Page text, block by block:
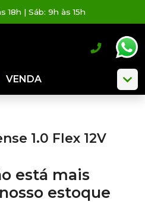
18h | Sáb: 9h às 15h
VENDA
1.0 Flex 12V
está mais
estoque